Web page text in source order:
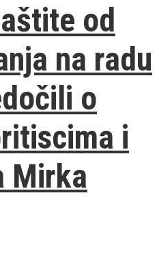
od
na radu
o
i
Mirka